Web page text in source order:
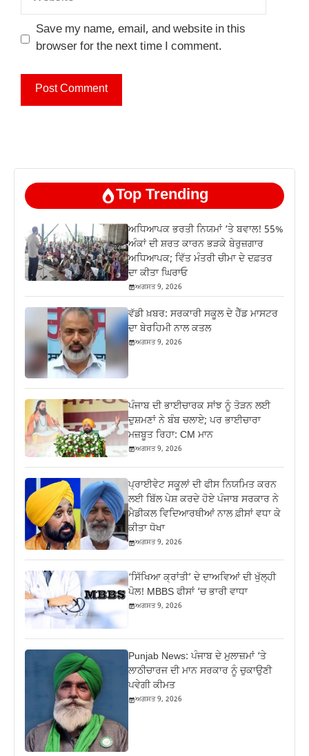
Save my name, email, and website in this
browser for the next time I comment.
Top Trending
ਅਧਿਆਪਕ ਭਰਤੀ ਨਿਯਮਾਂ ‘ਤੇ ਬਵਾਲ! 55%
ਅੰਕਾਂ ਦੀ ਸ਼ਰਤ ਕਾਰਨ ਭੜਕੇ ਬੇਰੁਜ਼ਗਾਰ
ਅਧਿਆਪਕ; ਵਿੱਤ ਮੰਤਰੀ ਚੀਮਾ ਦੇ ਦਫ਼ਤਰ
ਦਾ ਕੀਤਾ ਘਿਰਾਓ
ਅਗਸਤ 9, 2026
ਵੱਡੀ ਖ਼ਬਰ: ਸਰਕਾਰੀ ਸਕੂਲ ਦੇ ਹੈੱਡ ਮਾਸਟਰ
ਦਾ ਬੇਰਹਿਮੀ ਨਾਲ ਕਤਲ
ਅਗਸਤ 9, 2026
ਪੰਜਾਬ ਦੀ ਭਾਈਚਾਰਕ ਸਾਂਝ ਨੂੰ ਤੋੜਨ ਲਈ
ਦੁਸ਼ਮਣਾਂ ਨੇ ਬੰਬ ਚਲਾਏ; ਪਰ ਭਾਈਚਾਰਾ
ਮਜ਼ਬੂਤ ਰਿਹਾ: CM ਮਾਨ
ਅਗਸਤ 9, 2026
ਪ੍ਰਾਈਵੇਟ ਸਕੂਲਾਂ ਦੀ ਫੀਸ ਨਿਯਮਿਤ ਕਰਨ
ਲਈ ਬਿੱਲ ਪੇਸ਼ ਕਰਦੇ ਹੋਏ ਪੰਜਾਬ ਸਰਕਾਰ ਨੇ
ਮੈਡੀਕਲ ਵਿਦਿਆਰਥੀਆਂ ਨਾਲ ਫ਼ੀਸਾਂ ਵਧਾ ਕੇ
ਕੀਤਾ ਧੋਖਾ
ਅਗਸਤ 9, 2026
‘ਸਿੱਖਿਆ ਕ੍ਰਾਂਤੀ’ ਦੇ ਦਾਅਵਿਆਂ ਦੀ ਖੁੱਲ੍ਹੀ
ਪੋਲ! MBBS ਫੀਸਾਂ ‘ਚ ਭਾਰੀ ਵਾਧਾ
ਅਗਸਤ 9, 2026
Punjab News: ਪੰਜਾਬ ਦੇ ਮੁਲਾਜ਼ਮਾਂ ‘ਤੇ
ਲਾਠੀਚਾਰਜ ਦੀ ਮਾਨ ਸਰਕਾਰ ਨੂੰ ਚੁਕਾਉਣੀ
ਪਵੇਗੀ ਕੀਮਤ
ਅਗਸਤ 9, 2026